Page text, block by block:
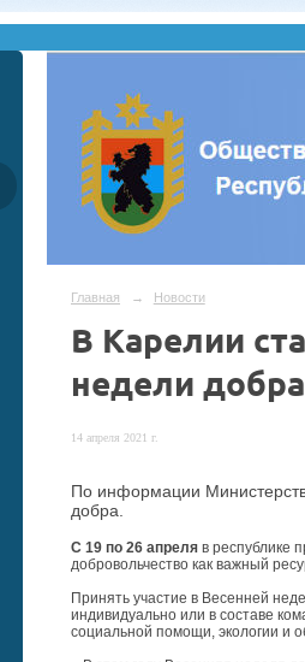
Главная → Новости
В Карелии
недели добра
14 апреля 2021 г.
По информации
добра.
С 19 по 26 апреля в республике
добровольчество как важный
Принять участие в Весенней
индивидуально или в составе
социальной помощи, экологии и